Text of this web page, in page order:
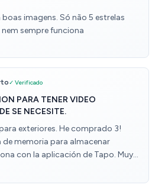
de sus puntos a favor es el
este fabricante, muy fácil de usar
en tiempo real podremos ver
grabación de vídeos, tiene
con varios niveles de intensidad...
viene en Español. En definitiva por
por la opinión de personas que les
garantizar que van a estar más
cámara y seguro que repetirán
otra cámara como es el
desde que probó esta ya no
de marca IMOU... 100T
alcance y mejorar la señal WiFi
imagens. Só não 5 estrelas
sempre funciona
✓ Verificado
PARA TENER VIDEO
SE NECESITE.
exteriores. He comprado 3!
memoria para almacenar
con la aplicación de Tapo. Muy
las imágenes y con posibliodad de
giros, patrullaje, identificación